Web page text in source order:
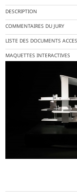
DESCRIPTION
COMMENTAIRES DU JURY
LISTE DES DOCUMENTS
MAQUETTES INTERACTIVES